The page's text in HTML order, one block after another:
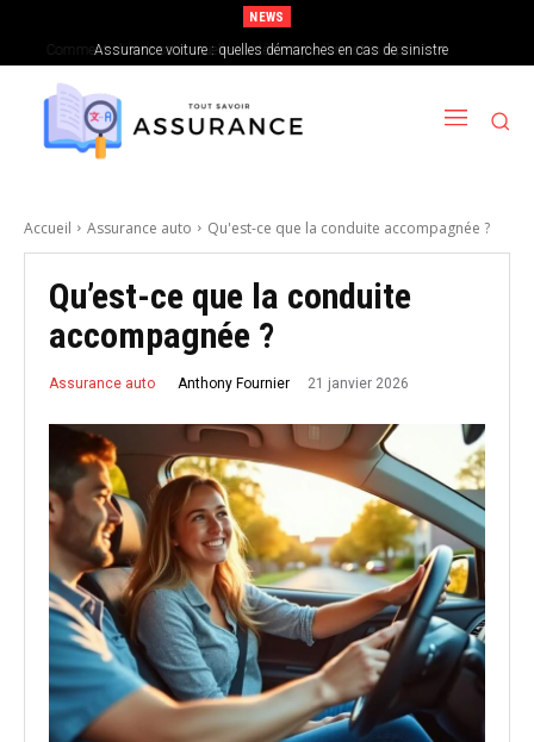
NEWS
Assurance voiture : quelles démarches en cas de sinistre
Accueil Assurance auto Qu'est-ce que la conduite accompagnée ?
Qu’est-ce que la conduite
accompagnée ?
Assurance auto Anthony Fournier 21 janvier 2026